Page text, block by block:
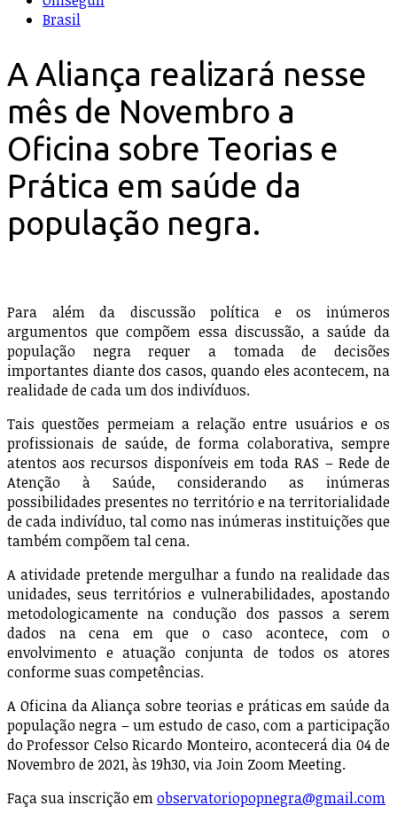
Brasil
A Aliança realizará nesse
mês de Novembro a
Oficina sobre Teorias e
Prática em saúde da
população negra.
Para além da discussão política e os inúmeros
argumentos que compõem essa discussão, a saúde da
população negra requer a tomada de decisões
importantes diante dos casos, quando eles acontecem, na
realidade de cada um dos indivíduos.
Tais questões permeiam a relação entre usuários e os
profissionais de saúde, de forma colaborativa, sempre
atentos aos recursos disponíveis em toda RAS – Rede de
Atenção à Saúde, considerando as inúmeras
possibilidades presentes no território e na territorialidade
de cada indivíduo, tal como nas inúmeras instituições que
também compõem tal cena.
A atividade pretende mergulhar a fundo na realidade das
unidades, seus territórios e vulnerabilidades, apostando
metodologicamente na condução dos passos a serem
dados na cena em que o caso acontece, com o
envolvimento e atuação conjunta de todos os atores
conforme suas competências.
A Oficina da Aliança sobre teorias e práticas em saúde da
população negra – um estudo de caso, com a participação
do Professor Celso Ricardo Monteiro, acontecerá dia 04 de
Novembro de 2021, às 19h30, via Join Zoom Meeting.
Faça sua inscrição emobservatoriopopnegra@gmail.com